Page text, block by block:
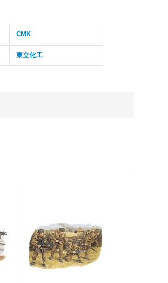
CMK
東立化工